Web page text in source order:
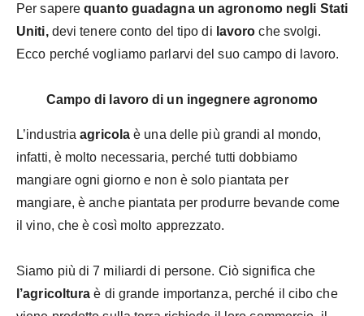
Per saperequanto guadagna un agronomo negli Stati
Uniti,devi tenere conto del tipo di lavoro che svolgi.
Ecco perché vogliamo parlarvi del suo campo di lavoro.
Campo di lavoro di un ingegnere agronomo
L’industriaagricola è una delle più grandi al mondo,
infatti, è molto necessaria, perché tutti dobbiamo
mangiare ogni giorno e non è solo piantata per
mangiare, è anche piantata per produrre bevande come
il vino, che è così molto apprezzato.
Siamo più di 7 miliardi di persone. Ciò significa che
l’agricoltura è di grande importanza, perché il cibo che